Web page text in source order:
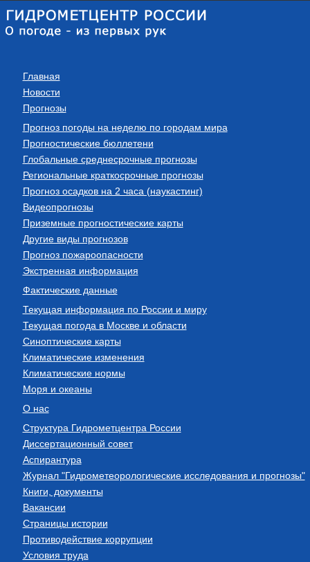
Главная
Новости
Прогнозы
Прогноз погоды на неделю по городам мира
Прогностические бюллетени
Глобальные среднесрочные прогнозы
Региональные краткосрочные прогнозы
Прогноз осадков на 2 часа (наукастинг)
Видеопрогнозы
Приземные прогностические карты
Другие виды прогнозов
Прогноз пожароопасности
Экстренная информация
Фактические данные
Текущая информация по России и миру
Текущая погода в Москве и области
Синоптические карты
Климатические изменения
Климатические нормы
Моря и океаны
О нас
Структура Гидрометцентра России
Диссертационный совет
Аспирантура
Журнал "Гидрометеорологические исследования и прогнозы"
Книги, документы
Вакансии
Страницы истории
Противодействие коррупции
Условия труда